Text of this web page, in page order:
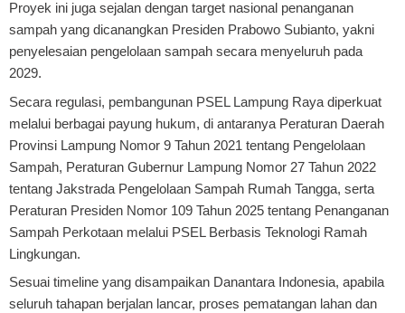
Proyek ini juga sejalan dengan target nasional penanganan
sampah yang dicanangkan Presiden Prabowo Subianto, yakni
penyelesaian pengelolaan sampah secara menyeluruh pada
2029.
Secara regulasi, pembangunan PSEL Lampung Raya diperkuat
melalui berbagai payung hukum, di antaranya Peraturan Daerah
Provinsi Lampung Nomor 9 Tahun 2021 tentang Pengelolaan
Sampah, Peraturan Gubernur Lampung Nomor 27 Tahun 2022
tentang Jakstrada Pengelolaan Sampah Rumah Tangga, serta
Peraturan Presiden Nomor 109 Tahun 2025 tentang Penanganan
Sampah Perkotaan melalui PSEL Berbasis Teknologi Ramah
Lingkungan.
Sesuai timeline yang disampaikan Danantara Indonesia, apabila
seluruh tahapan berjalan lancar, proses pematangan lahan dan